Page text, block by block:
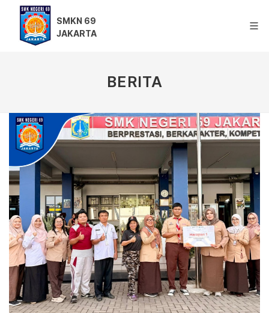
SMKN 69
JAKARTA
BERITA